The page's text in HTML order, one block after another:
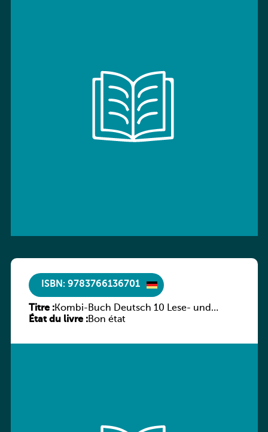
ISBN: 9783766136701
Titre :Kombi-Buch Deutsch 10 Lese- und
Sprachbuch
État du livre :Bon état